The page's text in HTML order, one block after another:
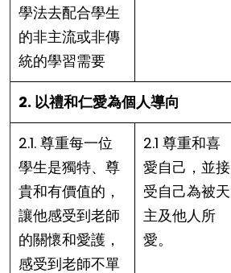
學法去配合學生
的非主流或非傳
統的學習需要
2. 以禮和仁愛為個人導向
2.1. 尊重每一位
學生是獨特、尊
貴和有價值的，
讓他感受到老師
的關懷和愛護，
感受到老師不單
2.1 尊重和喜
愛自己，並接
受自己為被天
主及他人所
愛。